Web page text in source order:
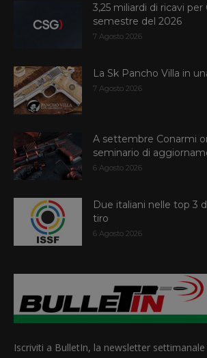
3,25 miliardi di ricavi
semestre del 2026
7 Agosto 2026
La Sk Pancho Villa in
7 Agosto 2026
A settembre Conarmi
seminario di
6 Agosto 2026
Due italiani nelle top 3
tiro
6 Agosto 2026
Iscriviti a BulletIn, la newsletter